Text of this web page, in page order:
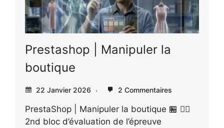
Prestashop | Manipuler la
boutique
22 Janvier 2026 2 Commentaires
PrestaShop | Manipuler la boutique 🏪 👉🏻
2nd bloc d’évaluation de l’épreuve